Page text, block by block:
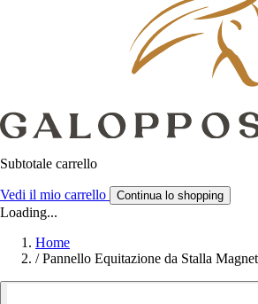
Subtotale carrello
Vedi il mio carrello Continua lo shopping
Loading...
Home
/ Pannello Equitazione da Stalla